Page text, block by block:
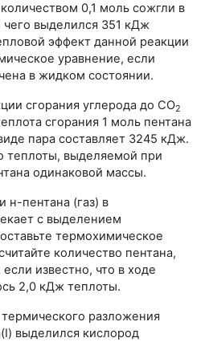
количеством 0,1 моль сожгли в
чего выделился 351 кДж
эффект данной реакции
уравнение, если
в жидком состоянии.
сгорания углерода до СО2
сгорания 1 моль пентана
пара составляет 3245 кДж.
теплоты, выделяемой при
одинаковой массы.
н-пентана (газ) в
с выделением
термохимическое
количество пентана,
известно, что в ходе
2,0 кДж теплоты.
разложения
выделился кислород